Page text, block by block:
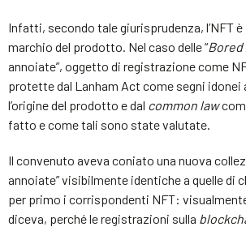
Infatti, secondo tale giurisprudenza, l’NFT
marchio del prodotto. Nel caso delle “Bored
annoiate”, oggetto di registrazione come
protette dal Lanham Act come segni
l’origine del prodotto e dal common law
fatto e come tali sono state valutate.
Il convenuto aveva coniato una nuova
annoiate” visibilmente identiche a quelle di
per primo i corrispondenti NFT:
diceva, perché le registrazioni sulla